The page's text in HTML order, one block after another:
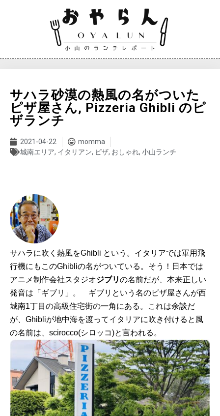
サハラ砂漠の熱風の名がついた
ピザ屋さん, Pizzeria Ghibli のピ
ザランチ
2021-04-22
momma
城南エリア, イタリアン, ピザ, おしゃれ, 小山ランチ
サハラに吹く熱風をGhibli という。イタリアでは軍用飛
行機にもこのGhibliの名がついている。そう！日本では
アニメ制作会社スタジオジブリの名前だが、本来正しい
発音は「ギブリ」。 ギブリという名のピザ屋さんが西
城南1丁目の高級住宅街の一角にある。これは余談だ
が、Ghibliが地中海を渡ってイタリアに吹き付けると風
の名前は、scirocco(シロッコ)と言われる。